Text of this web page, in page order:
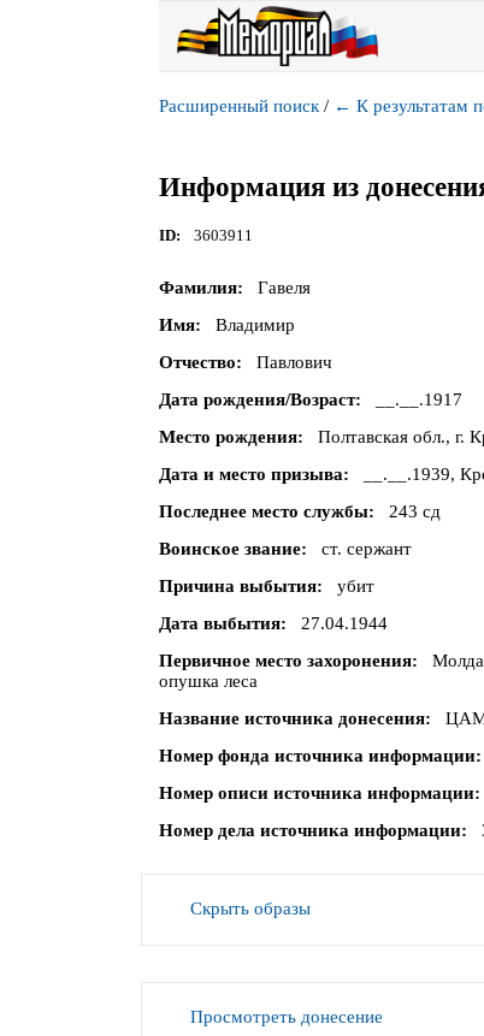
Расширенный поиск / ← К результатам
Информация из
ID 3603911
Фамилия
Гавеля
Имя
Владимир
Отчество
Павлович
Дата рождения/Возраст
__.__.1917
Место рождения
Полтавская обл., г.
Дата и место призыва
__.__.1939,
Последнее место службы
243 сд
Воинское звание
ст. сержант
Причина выбытия
убит
Дата выбытия
27.04.1944
Первичное место захоронения
опушка леса
Название источника донесения
Номер фонда источника информации
Номер описи источника информации
Номер дела источника информации
Скрыть образы
Просмотреть донесение